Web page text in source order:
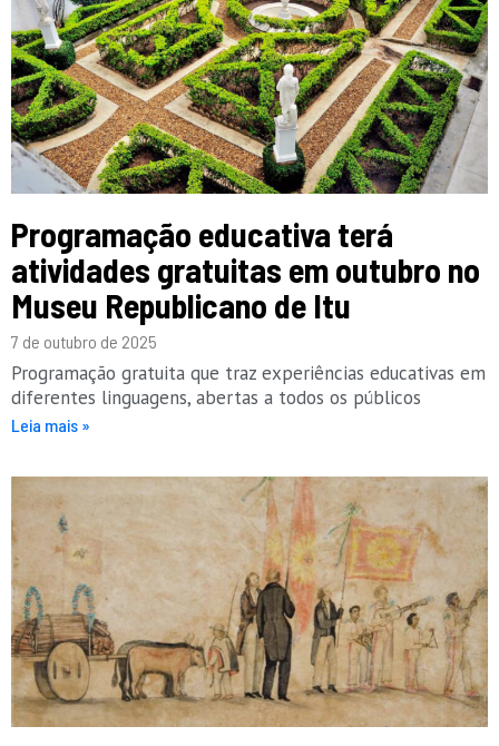
Programação educativa terá
atividades gratuitas em outubro no
Museu Republicano de Itu
7 de outubro de 2025
Programação gratuita que traz experiências educativas em
diferentes linguagens, abertas a todos os públicos
Leia mais »